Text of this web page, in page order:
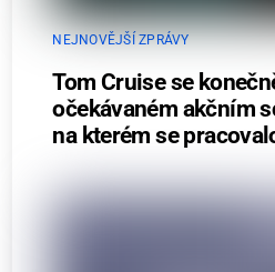
NEJNOVĚJŠÍ ZPRÁVY
Tom Cruise se
očekávaném akčním
na kterém se